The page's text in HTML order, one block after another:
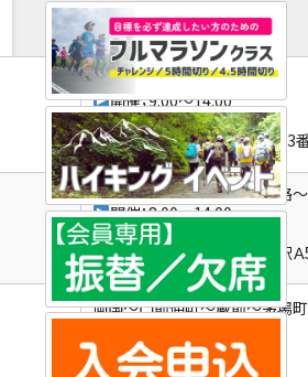
木場公園
開催；9:00～14:00
※集合；8:30
東京メトロ東西線 木場駅 3
都庁前～飯田橋～上野広小路
開催；8:00～14:00
※集合；7:30
都営地下鉄大江戸線都庁前駅
両国～門前仲町～蔵前～茅場
※集合；7:30